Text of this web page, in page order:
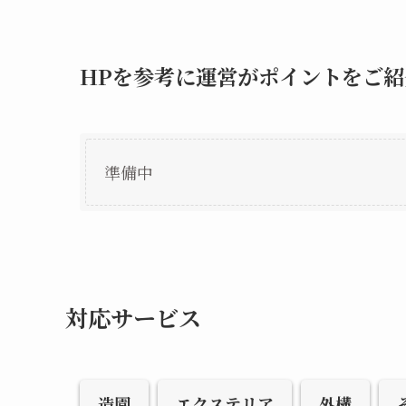
HPを参考に運営がポイントをご
準備中
対応サービス